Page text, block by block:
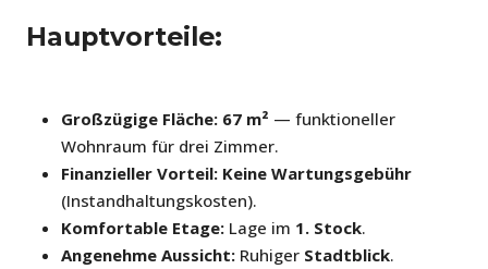
Hauptvorteile:
Großzügige Fläche: 67 m² — funktioneller
Wohnraum für drei Zimmer.
Finanzieller Vorteil: Keine Wartungsgebühr
(Instandhaltungskosten).
Komfortable Etage: Lage im 1. Stock.
Angenehme Aussicht: Ruhiger Stadtblick.